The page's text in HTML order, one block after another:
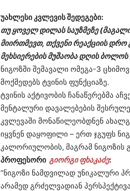
უახლესი კვლევის შედეგები:
თუ ყოველ დილას საუზმეზე
მიირთმევთ, თქვენი რეაქციის
მეხსიერების მუშაობა დღის ბოლოს
ნიგოზში შემავალი ომეგა-3
მოქმედებს ტვინის ფუნქციაზე.
ტვინის აქტივობის ჩანაწერებმა
მენტალური დავალებების
კვლევაში მონაწილეობდნენ
იყვნენ დაყოფილი – ერთ ჯგუფს
კალორიულობის, მაგრამ ნიგოზის
პროფესორი გიორგი ფხაკაძე:
“ნიგოზი ნამდვილად უნიკალური
არამედ გრძელვადიან